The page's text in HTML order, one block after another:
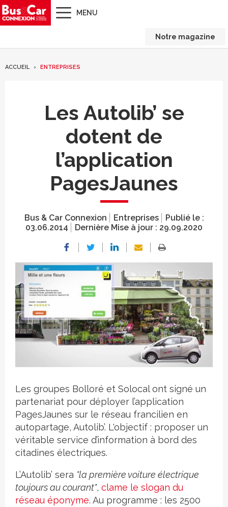
MENU
Notre magazine
ACCUEIL ENTREPRISES
Les Autolib’ se
dotent de
l’application
PagesJaunes
Bus & Car Connexion Entreprises
Publié le :
03.06.2014
Dernière Mise à jour : 29.09.2020
Crédit photo
Les groupes Bolloré et Solocal ont signé un
partenariat pour déployer l’application
PagesJaunes sur le réseau francilien en
autopartage, Autolib’. L'objectif : proposer un
véritable service d’information à bord des
citadines électriques.
L’Autolib’ sera "la première voiture électrique
toujours au courant", clame le slogan du
réseau éponyme. Au programme : les 2500